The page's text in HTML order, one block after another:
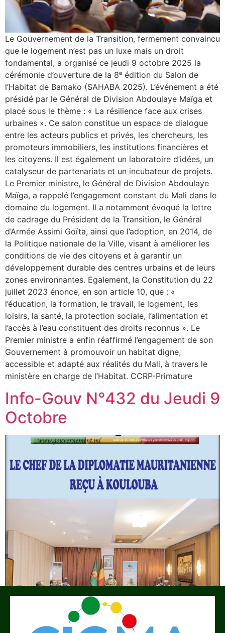
Le Gouvernement de la Transition, fermement convaincu
que le logement n’est pas un luxe mais un droit
fondamental, a organisé ce jeudi 9 octobre 2025 la
cérémonie d’ouverture de la 8ᵉ édition du Salon de
l’Habitat de Bamako (SAHABA 2025). L’événement a été
présidé par le Général de Division Abdoulaye Maïga et
placé sous le thème : « La résilience face aux crises
urbaines ». Ce salon constitue un espace de dialogue
entre les acteurs publics et privés, les chercheurs, les
promoteurs immobiliers, les institutions financières et
les citoyens. Il est également un laboratoire d’idées, un
catalyseur de partenariats et un incubateur de projets.
Le Premier ministre, le Général de Division Abdoulaye
Maïga, a rappelé l’engagement constant du Mali dans le
domaine du logement. Il a notamment évoqué la lettre
de cadrage du Président de la Transition, le Général
d’Armée Assimi Goïta, ainsi que l’adoption, en 2014, de
la Politique nationale de la Ville, visant à améliorer les
conditions de vie des citoyens et à garantir un
développement durable des centres urbains et de leurs
zones environnantes. Egalement, la Constitution du 22
juillet 2023 énonce, en son article 10, que : «
l’éducation, la formation, le travail, le logement, les
loisirs, la santé, la protection sociale, l’alimentation et
l’accès à l’eau constituent des droits reconnus ». Le
Premier ministre a enfin réaffirmé l’engagement de son
Gouvernement à promouvoir un habitat digne,
accessible et adapté aux réalités du Mali, à travers le
ministère en charge de l’Habitat. CCRP-Primature
Info-Gouv N°432 du Jeudi 9
Octobre